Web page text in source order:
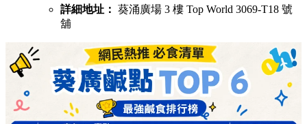
詳細地址： 葵涌廣場 3 樓 Top World 3069-T18 號
舖